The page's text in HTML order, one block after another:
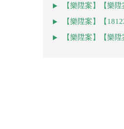
【樂陞案】【樂
【樂陞案】【
【樂陞案】【樂